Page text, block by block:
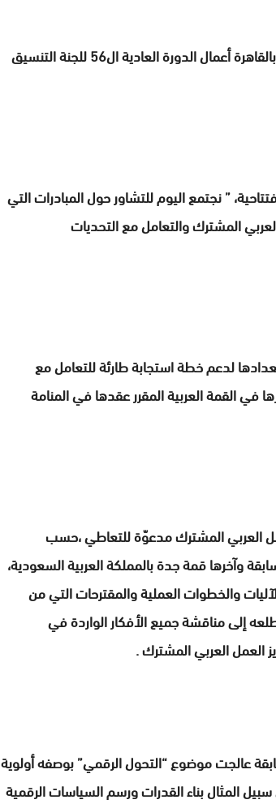
انعقدت اليوم الاربعاء بمقر الامانة العامة لجامعة الدول العربية بالقاهرة أعمال الدورة العادية ال56 للجنة التنسيق
” نجتمع اليوم للتشاور حول المبادرات التي
المشترك والتعامل مع التحديات
لدعم خطة استجابة طارئة للتعامل مع
في القمة العربية المقرر عقدها في المنامة
العربي المشترك مدعوّة للتعاطي ،حسب
وآخرها قمة جدة بالمملكة العربية السعودية،
والخطوات العملية والمقترحات التي من
إلى مناقشة جميع الأفكار الواردة في
العمل العربي المشترك .
عالجت موضوع “التحول الرقمي” بوصفه أولوية
المثال بناء القدرات ورسم السياسات الرقمية